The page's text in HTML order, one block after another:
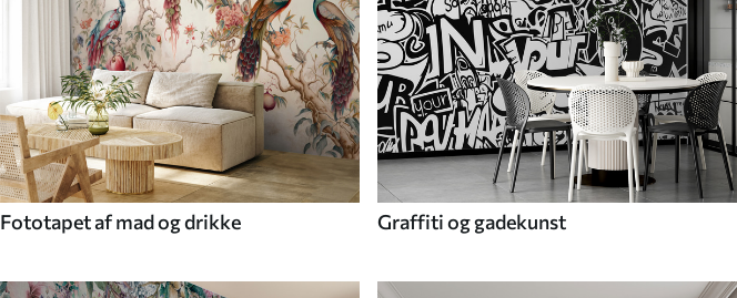
Fototapet af mad og drikke Graffiti og gadekunst